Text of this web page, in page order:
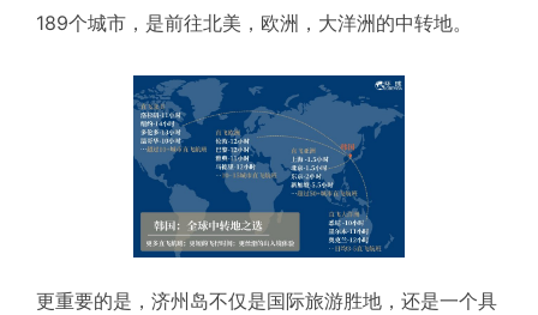
189个城市，是前往北美，欧洲，大洋洲的中转地。
更重要的是，济州岛不仅是国际旅游胜地，还是一个具